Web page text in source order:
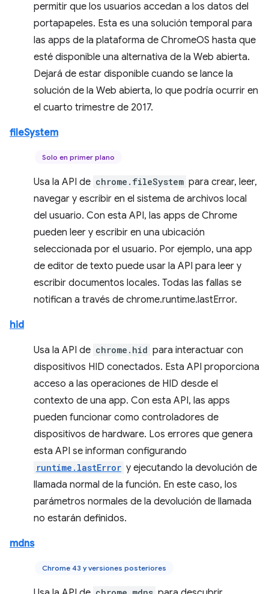
permitir que los usuarios accedan a los datos del
portapapeles. Esta es una solución temporal para
las apps de la plataforma de ChromeOS hasta que
esté disponible una alternativa de la Web abierta.
Dejará de estar disponible cuando se lance la
solución de la Web abierta, lo que podría ocurrir en
el cuarto trimestre de 2017.
fileSystem
Solo en primer plano
Usa la API de chrome.fileSystem para crear, leer,
navegar y escribir en el sistema de archivos local
del usuario. Con esta API, las apps de Chrome
pueden leer y escribir en una ubicación
seleccionada por el usuario. Por ejemplo, una app
de editor de texto puede usar la API para leer y
escribir documentos locales. Todas las fallas se
notifican a través de chrome.runtime.lastError.
hid
Usa la API de chrome.hid para interactuar con
dispositivos HID conectados. Esta API proporciona
acceso a las operaciones de HID desde el
contexto de una app. Con esta API, las apps
pueden funcionar como controladores de
dispositivos de hardware. Los errores que genera
esta API se informan configurando
runtime.lastError y ejecutando la devolución de
llamada normal de la función. En este caso, los
parámetros normales de la devolución de llamada
no estarán definidos.
mdns
Chrome 43 y versiones posteriores